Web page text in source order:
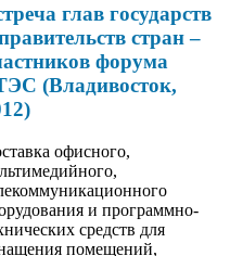
глав государств
стран –
форума
(Владивосток,
офисного,
и программно-
средств для
помещений,